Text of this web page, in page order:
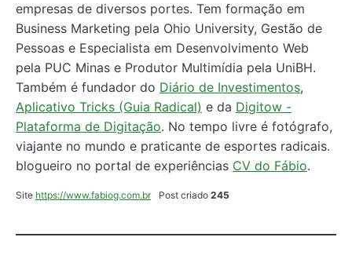
empresas de diversos portes. Tem formação em
Business Marketing pela Ohio University, Gestão de
Pessoas e Especialista em Desenvolvimento Web
pela PUC Minas e Produtor Multimídia pela UniBH.
Também é fundador do Diário de Investimentos,
Aplicativo Tricks (Guia Radical) e da Digitow -
Plataforma de Digitação. No tempo livre é fotógrafo,
viajante no mundo e praticante de esportes radicais.
blogueiro no portal de experiências CV do Fábio.
Site https://www.fabiog.com.br Post criado 245